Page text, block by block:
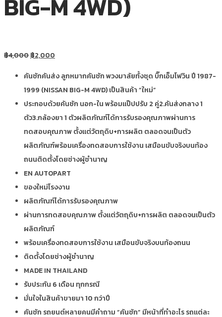
฿4,000฿2,000
คันชักคันส่ง ลูกหมากคันชัก พวงมาลัยทั้งชุด บิ๊กเอ็มโฟวิน ปี 1987-
1999 (NISSAN BIG-M 4WD) เป็นสินค้า “ใหม่”
ประกอบด้วยคันชัก นอก-ใน พร้อมแป๊ปปรับ 2 คู่2.คันส่งกลาง 1
ตัว3.กล้องยา 1 ตัวผลิตภัณฑ์ได้การรับรองคุณภาพผ่านการ
ทดสอบคุณภาพ ตั้งแต่วัตถุดิบ+การผลิต ตลอดจนเป็นตัว
ผลิตภัณฑ์พร้อมเครื่องทดสอบการใช้งาน เสมือนขับจริงบนท้อง
ถนนติดตั้งโดยช่างผู้ชำนาญ
EN AUTOPART
ของใหม่โรงงาน
ผลิตภัณฑ์ได้การรับรองคุณภาพ
ผ่านการทดสอบคุณภาพ ตั้งแต่วัตถุดิบ+การผลิต ตลอดจนเป็นตัว
ผลิตภัณฑ์
พร้อมเครื่องทดสอบการใช้งาน เสมือนขับจริงบนท้องถนน
ติดตั้งโดยช่างผู้ชำนาญ
MADE IN THAILAND
รับประกัน 6 เดือน ทุกกรณี
มั่นใจในสินค้าขายมา 10 กว่าปี
คันชัก รถยนต์หลายคนมีคำถาม “คันชัก” มีหน้าที่ทำอะไร รถแต่ละ